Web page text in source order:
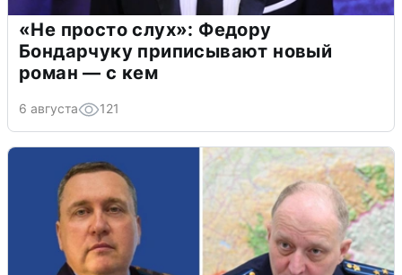
«Не просто слух»: Федору
Бондарчуку приписывают новый
роман — с кем
6 августа 121